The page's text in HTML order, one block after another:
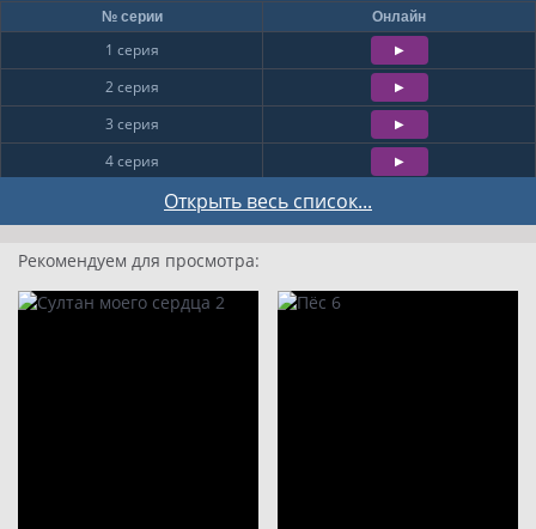
Открыть весь список...
№ серии Онлайн
1 серия
2 серия
3 серия
4 серия
7 серия
8 серия
Рекомендуем для просмотра: